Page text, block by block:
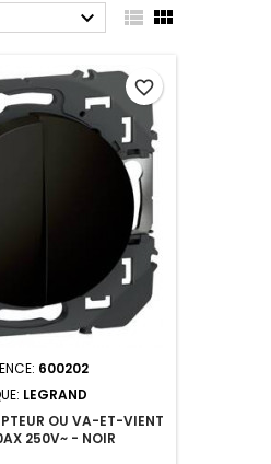
  
600202
LEGRAND
OU VA-ET-VIENT
250V~ - NOIR
favorite_border